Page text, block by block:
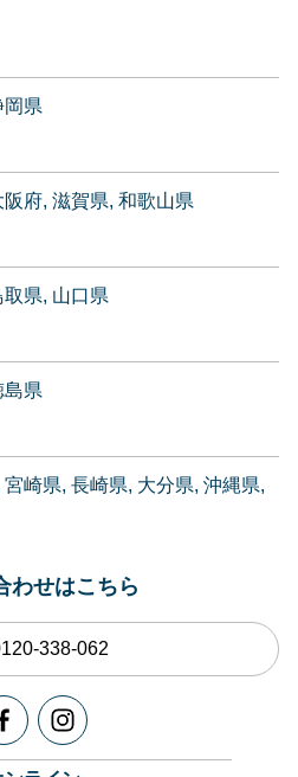
岡県
阪府 滋賀県 和歌山県
取県 山口県
島県
宮崎県 長崎県 大分県 沖縄県
わせはこちら
338-062